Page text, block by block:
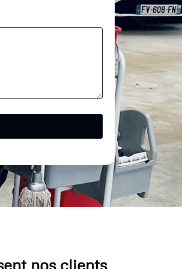
nos clients